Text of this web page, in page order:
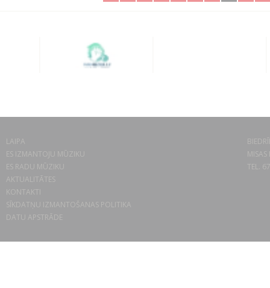
LAIPA
ES IZMANTOJU MŪZIKU
ES RADU MŪZIKU
AKTUALITĀTES
KONTAKTI
SĪKDATŅU IZMANTOŠANAS POLITIKA
DATU APSTRĀDE
TEL.